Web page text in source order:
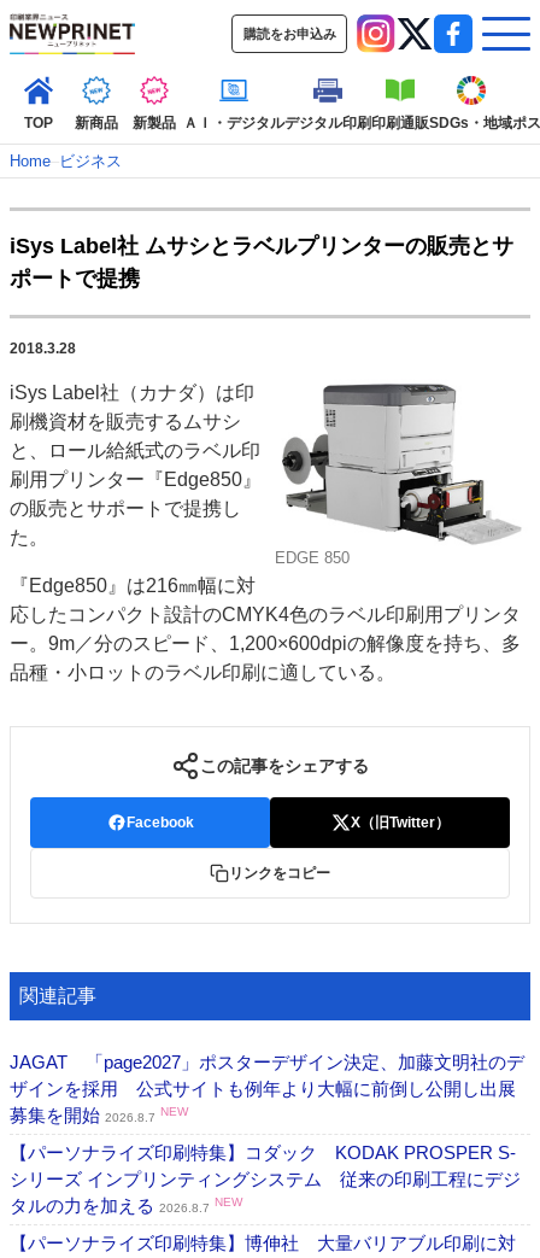
購読をお申込み
TOP 新商品 新製品 ＡＩ・デジタルデジタル印刷印刷通販SDGs・地域ポ
TOP
新着記事
インタビュー
SDGs・地域
ポストプレス イベント 信用情報
市場・統計
人事・移転・異動・訃報
特集記事カテゴリー一覧
2022 見える化・MIS特集
特集・デジタル印刷 アイデアで勝負！ ～多様なビジネス・多彩な商材～
JAPAN PACK 2023 特集
中古印刷機・製本機特集
2022 検査・校正特集
特集・デジタル印刷 ～ 新成長軌道を描く
案内
発刊案内
JFPI印刷用語集 印刷機材年鑑
購読・購入申し込み
お問い合わせ
Home–ビジネス
iSys Label社 ムサシとラベルプリンターの販売とサ
ポートで提携
2018.3.28
EDGE 850
iSys Label社（カナダ）は印
刷機資材を販売するムサシ
と、ロール給紙式のラベル印
刷用プリンター『Edge850』
の販売とサポートで提携し
た。
『Edge850』は216㎜幅に対
応したコンパクト設計のCMYK4色のラベル印刷用プリンタ
ー。9m／分のスピード、1,200×600dpiの解像度を持ち、多
品種・小ロットのラベル印刷に適している。
この記事をシェアする
Facebook X（旧Twitter）
リンクをコピー
関連記事
JAGAT 「page2027」ポスターデザイン決定、加藤文明社のデ
ザインを採用 公式サイトも例年より大幅に前倒し公開し出展
募集を開始 2026.8.7 NEW
【パーソナライズ印刷特集】コダック KODAK PROSPER S-
シリーズ インプリンティングシステム 従来の印刷工程にデジ
タルの力を加える 2026.8.7 NEW
【パーソナライズ印刷特集】博伸社 大量バリアブル印刷に対